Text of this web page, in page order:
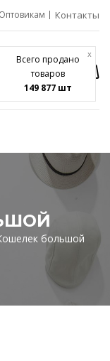
Всего продано
товаров
149 877 шт
x
Оптовикам Контакты
большой